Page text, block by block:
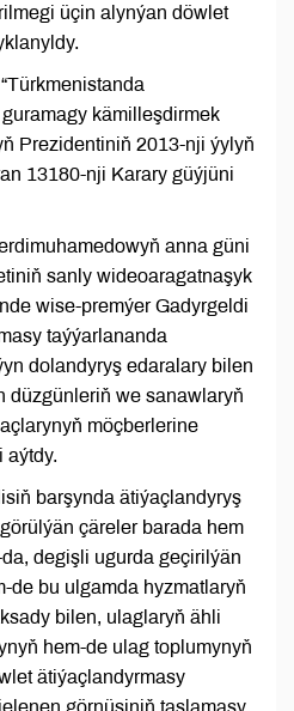
üçin alynýan döwlet
kämilleşdirmek
Prezidentiniň 2013-nji ýylyň
13180-nji Karary güýjüni
anna güni
sanly wideoaragatnaşyk
wise-premýer Gadyrgeldi
taýýarlananda
dolandyryş edaralary bilen
düzgünleriň we sanawlaryň
möçberlerine
aýtdy.
barşynda ätiýaçlandyryş
çäreler barada hem
degişli ugurda geçirilýän
de bu ulgamda hyzmatlaryň
bilen, ulaglaryň ähli
hem-de ulag toplumynyň
ätiýaçlandyrmasy
görnüşiniň taslamasy